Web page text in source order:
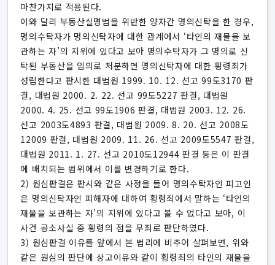
마찬가지로 적용된다.
이와 달리 부동산실명법을 위반한 양자간 명의신탁을 한 경우,
명의수탁자가 명의신탁자에 대한 관계에서 ‘타인의 재물을 보
관하는 자’의 지위에 있다고 보아 명의수탁자가 그 명의로 신
탁된 부동산을 임의로 처분하면 명의신탁자에 대한 횡령죄가
성립한다고 판시한 대법원 1999. 10. 12. 선고 99도3170 판
결, 대법원 2000. 2. 22. 선고 99도5227 판결, 대법원
2000. 4. 25. 선고 99도1906 판결, 대법원 2003. 12. 26.
선고 2003도4893 판결, 대법원 2009. 8. 20. 선고 2008도
12009 판결, 대법원 2009. 11. 26. 선고 2009도5547 판결,
대법원 2011. 1. 27. 선고 2010도12944 판결 등은 이 판결
에 배치되는 범위에서 이를 변경하기로 한다.
2) 원심판결은 판시와 같은 사정을 들어 명의수탁자인 피고인
은 명의신탁자인 피해자에 대하여 횡령죄에서 말하는 ‘타인의
재물을 보관하는 자’의 지위에 있다고 볼 수 없다고 보아, 이
사건 공소사실 중 횡령의 점을 무죄로 판단하였다.
3) 원심판결 이유를 앞에서 본 법리에 비추어 살펴보면, 위와
같은 원심의 판단에 상고이유와 같이 횡령죄의 타인의 재물을